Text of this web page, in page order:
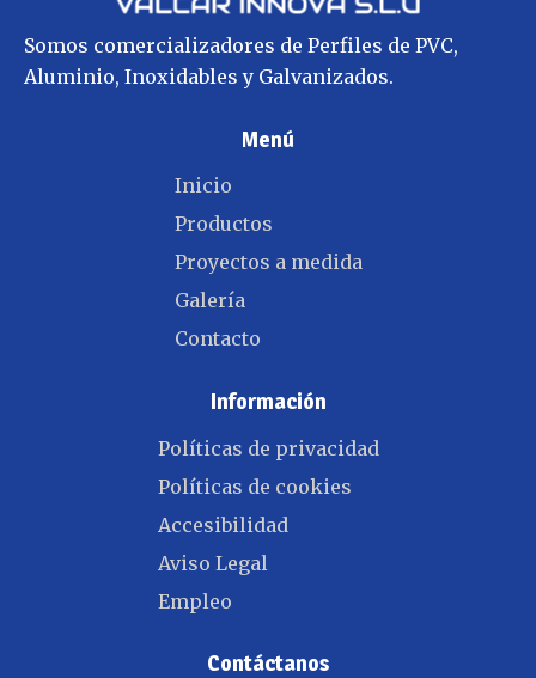
Somos comercializadores de Perfiles de PVC,
Aluminio, Inoxidables y Galvanizados.
Menú
Inicio
Productos
Proyectos a medida
Galería
Contacto
Información
Políticas de privacidad
Políticas de cookies
Accesibilidad
Aviso Legal
Empleo
Contáctanos